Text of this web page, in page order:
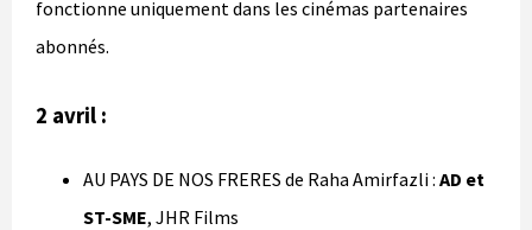
fonctionne uniquement dans les cinémas partenaires
abonnés.
2 avril :
AU PAYS DE NOS FRERES de Raha Amirfazli : AD et
ST-SME, JHR Films